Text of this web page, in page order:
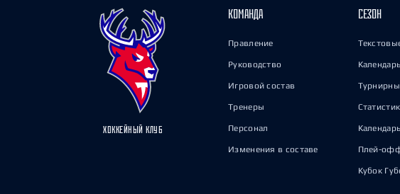
ХОККЕЙНЫЙ КЛУБ
КОМАНДА
Правление
Руководство
Игровой состав
Тренеры
Персонал
Изменения в составе
СЕЗОН
Плей-
Кубок